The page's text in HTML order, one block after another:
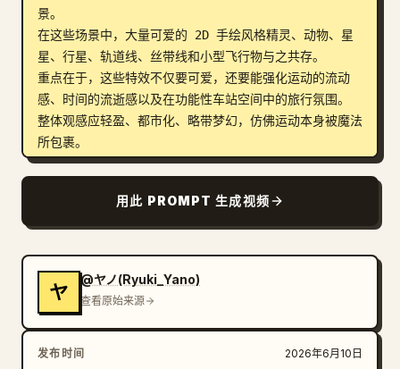
景。
在这些场景中，大量可爱的 2D 手绘风格精灵、动物、星
星、行星、轨道线、丝带线和小型飞行物与之共存。
重点在于，这些特效不仅要可爱，还要能强化运动的流动
感、时间的流逝感以及在功能性车站空间中的旅行氛围。
整体观感应轻盈、都市化、略带梦幻，仿佛运动本身被魔法
所包裹。
第 1 镜头：检票口的人群。通勤者来来往往。精灵涂鸦在
检票口上方及周围跳舞。向前运动。
小生物在周围流动。快速推镜头。
第 3 镜头：行驶中列车的外部。车身周围有轨道线和精
灵。速度感与对角线构图。
第 4 镜头：自动扶梯。小精灵随着乘客的流动上下移动。
仰拍镜头。
用此 PROMPT 生成视频
ヤ
@ヤノ(Ryuki_Yano)
查看原始来源
发布时间 2026年6月10日